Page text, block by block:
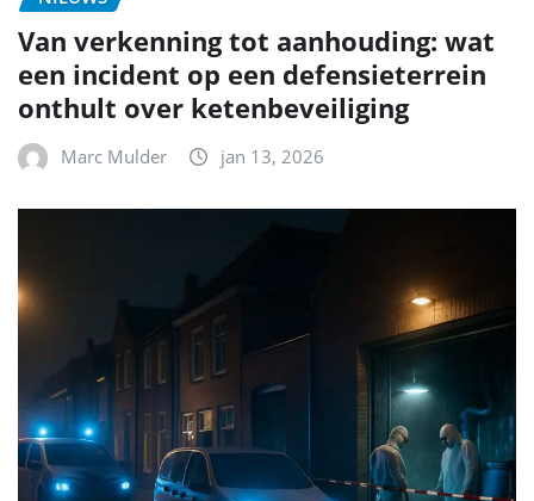
Van verkenning tot aanhouding: wat
een incident op een defensieterrein
onthult over ketenbeveiliging
Marc Mulder jan 13, 2026